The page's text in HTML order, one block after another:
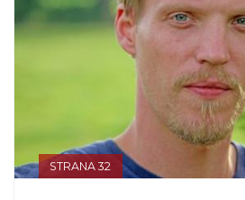
STRANA 32